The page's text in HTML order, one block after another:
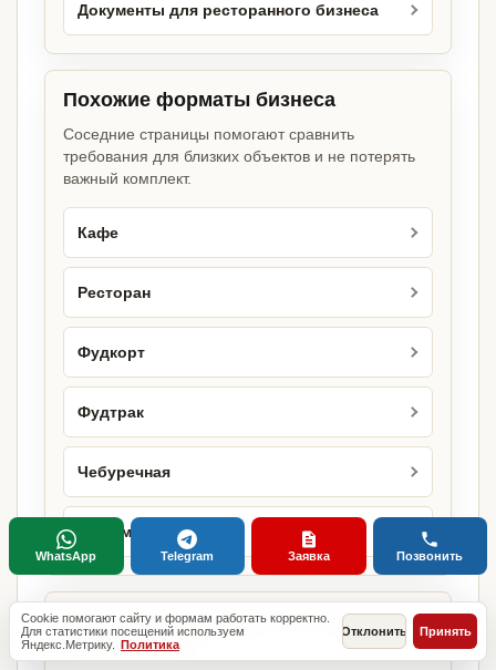
Документы для ресторанного бизнеса
Похожие форматы бизнеса
Соседние страницы помогают сравнить
требования для близких объектов и не потерять
важный комплект.
Кафе
Ресторан
Фудкорт
Фудтрак
Чебуречная
Шаурмичная
Городские страницы по этому
направлению
Cookie помогают сайту и формам работать корректно.
Для статистики посещений используем
Яндекс.Метрику. Политика
Отклонить Принять
WhatsApp Telegram Заявка Позвонить